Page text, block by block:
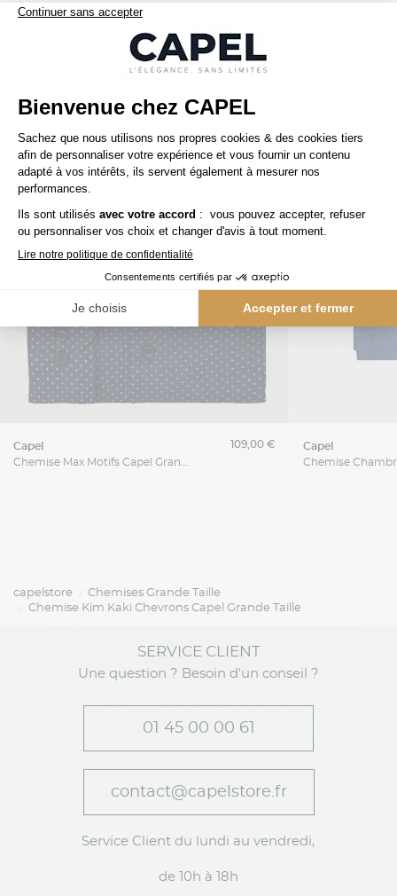
Nos clients aiment aussi
capel
Chemise Max Motifs Capel Grande Taille
109,00 € capel
capelstore
Chemises Grande Taille
Chemise Kim Kaki Chevrons Capel Grande Taille
SERVICE CLIENT
Une question ? Besoin d'un conseil ?
01 45 00 00 61
contact@capelstore.fr
Service Client du lundi au vendredi,
de 10h à 18h